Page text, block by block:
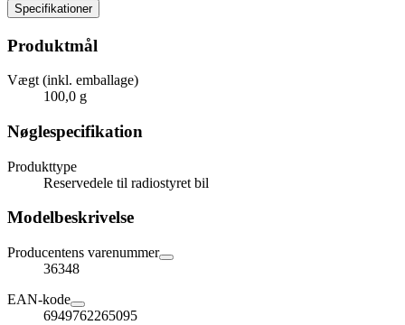
Specifikationer
Produktmål
Vægt (inkl. emballage)
100,0 g
Nøglespecifikation
Produkttype
Reservedele til radiostyret bil
Modelbeskrivelse
Producentens varenummer
36348
EAN-kode
6949762265095